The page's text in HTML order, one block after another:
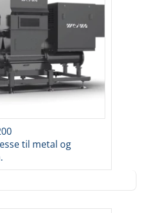
til metal og